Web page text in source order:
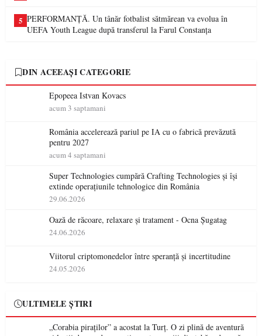
5 PERFORMANȚĂ. Un tânăr fotbalist sătmărean va evolua în
UEFA Youth League după transferul la Farul Constanța
DIN ACEEAȘI CATEGORIE
Epopeea Istvan Kovacs
acum 3 saptamani
România accelerează pariul pe IA cu o fabrică prevăzută
pentru 2027
acum 4 saptamani
Super Technologies cumpără Crafting Technologies și își
extinde operațiunile tehnologice din România
29.06.2026
Oază de răcoare, relaxare și tratament - Ocna Șugatag
24.06.2026
Viitorul criptomonedelor între speranță și incertitudine
24.05.2026
ULTIMELE ȘTIRI
„Corabia piraților” a acostat la Turț. O zi plină de aventură